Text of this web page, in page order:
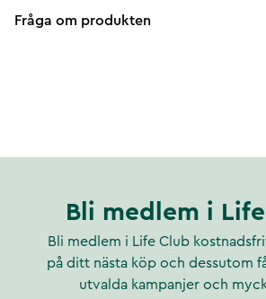
Fråga om produkten
Bli medlem i
Bli medlem i Life Club
på ditt nästa köp och dessutom
utvalda kampanjer och